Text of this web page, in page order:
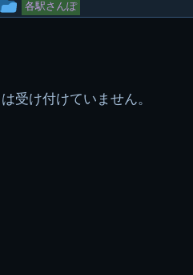
ー
各駅さんぽ
受け付けていません。